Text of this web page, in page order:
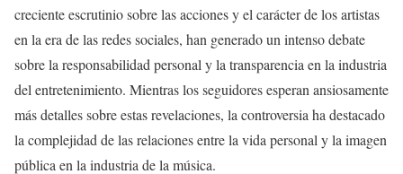
creciente escrutinio sobre las acciones y el carácter de los artistas
en la era de las redes sociales, han generado un intenso debate
sobre la responsabilidad personal y la transparencia en la industria
del entretenimiento. Mientras los seguidores esperan ansiosamente
más detalles sobre estas revelaciones, la controversia ha destacado
la complejidad de las relaciones entre la vida personal y la imagen
pública en la industria de la música.